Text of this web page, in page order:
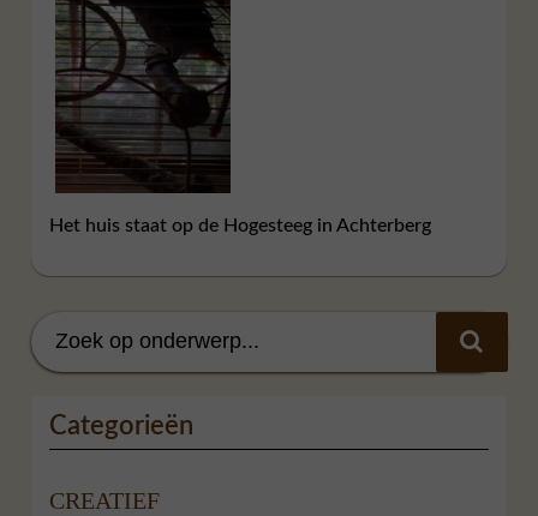
Het huis staat op de Hogesteeg in Achterberg
Categorieën
CREATIEF